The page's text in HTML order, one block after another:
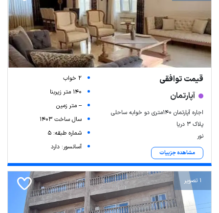
قیمت توافقی
آپارتمان
اجاره آپارتمان ۱۴۰متری دو خوابه ساحلی
پلاک ۳ دریا
نور
مشاهده جزییات
2 خواب
140 متر زیربنا
-- متر زمین
سال ساخت 1403
شماره طبقه: 5
آسانسور: دارد
1 تصویر